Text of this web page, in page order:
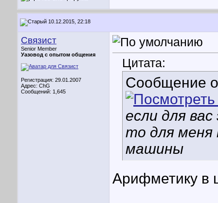
10.12.2015, 22:18
Связист
Senior Member
Уазовод с опытом общения
Регистрация: 29.01.2007
Адрес: ChG
Сообщений: 1,645
Цитата:
Сообщение
если для
то для
машины
Арифметику в